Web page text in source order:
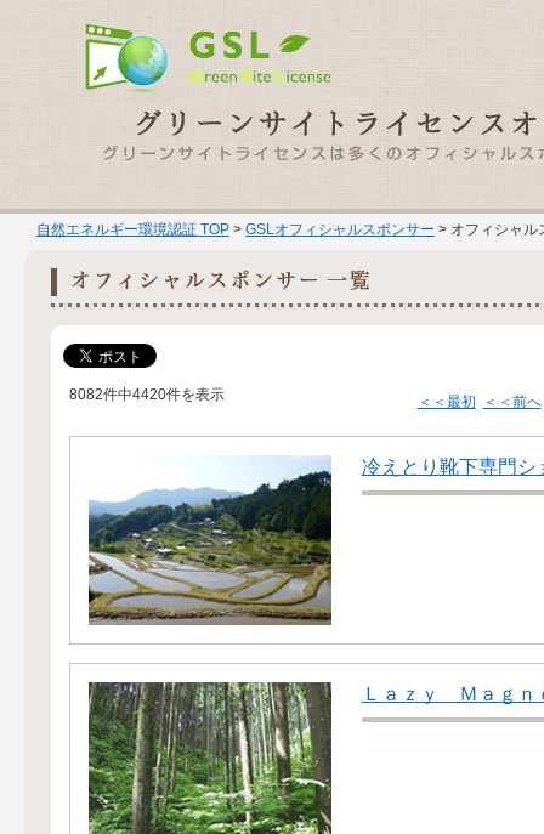
自然エネルギー環境認証 TOP > GSLオフィシャルスポンサー > オフィシャル
8082件中4420件を表示 ＜＜最初 ＜＜前へ
冷えとり靴下専門
Ｌａｚｙ Ｍａｇｎ